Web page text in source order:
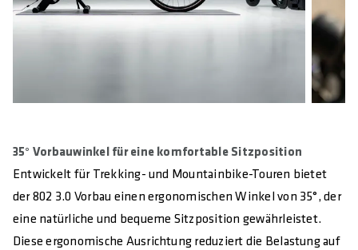
35° Vorbauwinkel für eine komfortable Sitzposition
Entwickelt für Trekking- und Mountainbike-Touren bietet
der 802 3.0 Vorbau einen ergonomischen Winkel von 35°, der
eine natürliche und bequeme Sitzposition gewährleistet.
Diese ergonomische Ausrichtung reduziert die Belastung auf